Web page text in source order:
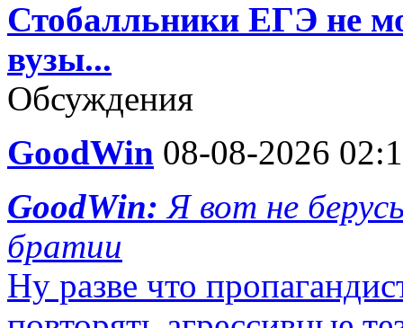
Стобалльники ЕГЭ не
вузы...
Обсуждения
GoodWin 08-08-2026
GoodWin:Я вот не
братии
Ну разве что